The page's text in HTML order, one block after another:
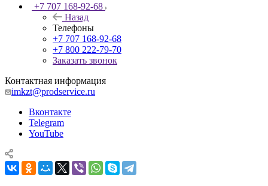
+7 707 168-92-68
Назад
Телефоны
+7 707 168-92-68
+7 800 222-79-70
Заказать звонок
Контактная информация
imkzt@prodservice.ru
Вконтакте
Telegram
YouTube